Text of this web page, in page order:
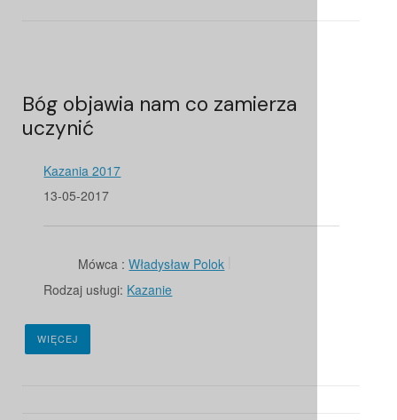
Bóg objawia nam co zamierza
uczynić
Kazania 2017
13-05-2017
Mówca : Władysław Polok
Rodzaj usługi: Kazanie
WIĘCEJ